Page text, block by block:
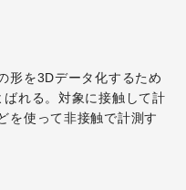
形を3Dデータ化するため
れる。対象に接触して計
を使って非接触で計測す